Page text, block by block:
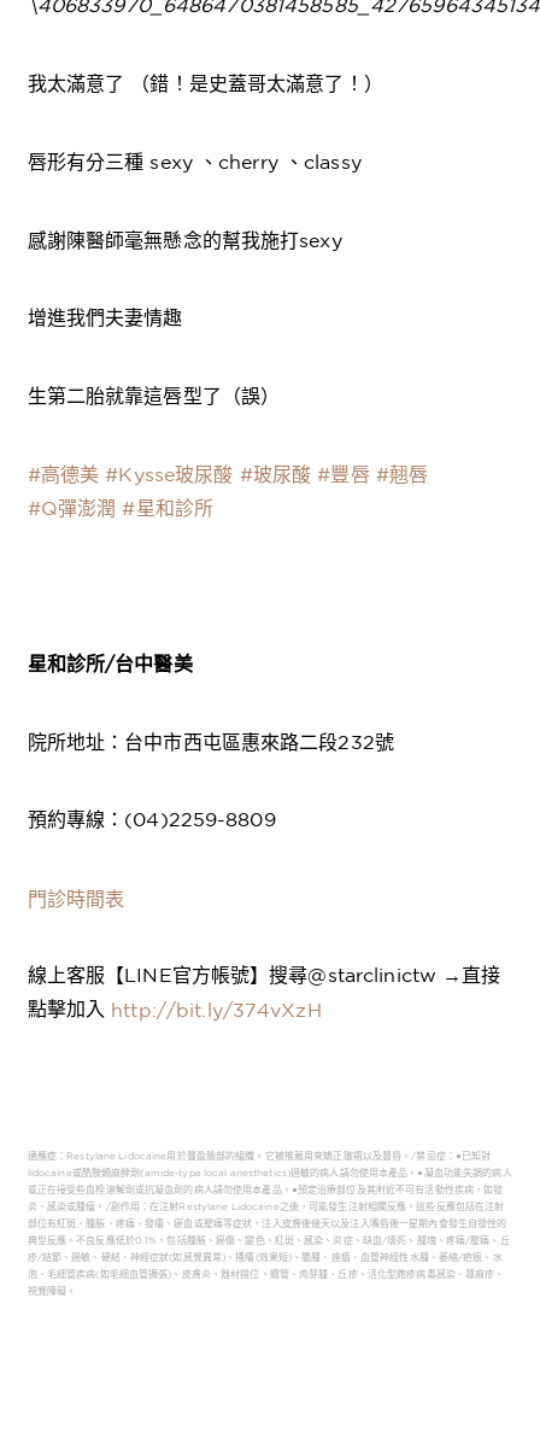
我太滿意了 （錯！是史蓋哥太滿意了！）
唇形有分三種 sexy 、cherry 、classy
感謝陳醫師毫無懸念的幫我施打sexy
增進我們夫妻情趣
生第二胎就靠這唇型了（誤）
#高德美 #Kysse玻尿酸 #玻尿酸 #豐唇 #翹唇
#Q彈澎潤 #星和診所
星和診所/台中醫美
院所地址：台中市西屯區惠來路二段232號
預約專線：(04)2259-8809
門診時間表
線上客服【LINE官方帳號】搜尋@starclinictw →直接
點擊加入 http://bit.ly/374vXzH
適應症：Restylane Lidocaine用於豐盈臉部的組織。它被推薦用來矯正皺褶以及豐唇。/禁忌症：●已知對
lidocaine或酰胺類麻醉劑(amide-type local anesthetics)過敏的病人請勿使用本產品。●凝血功能失調的病人
或正在接受些血栓溶解劑或抗凝血劑的病人請勿使用本產品。●預定治療部位及其附近不可有活動性疾病，如發
炎、感染或腫瘤。/副作用：在注射Restylane Lidocaine之後，可能發生注射相關反應。這些反應包括在注射
部位有紅斑、腫脹、疼痛、發癢、瘀血或壓痛等症狀。注入皮膚後幾天以及注入嘴唇後一星期內會發生自發性的
典型反應。不良反應低於0.1%，包括腫脹、瘀傷、變色、紅斑、感染、炎症、缺血/壞死、腫塊、疼痛/壓痛、丘
疹/結節、過敏、硬結、神經症狀(如感覺異常)、搔癢(效果短)、膿腫、痤瘡、血管神經性水腫、萎縮/疤痕、水
泡、毛細管疾病(如毛細血管擴張)、皮膚炎、器材錯位、瘺管、肉芽腫、丘疹、活化型皰疹病毒感染、蕁麻疹、
視覺障礙。